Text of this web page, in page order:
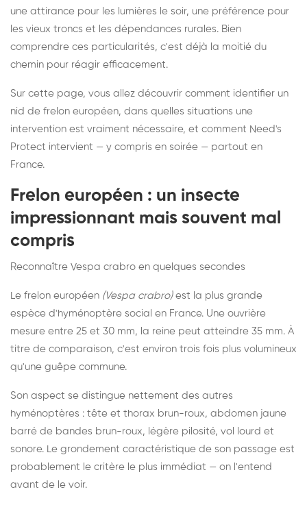
une attirance pour les lumières le soir, une préférence pour
les vieux troncs et les dépendances rurales. Bien
comprendre ces particularités, c'est déjà la moitié du
chemin pour réagir efficacement.
Sur cette page, vous allez découvrir comment identifier un
nid de frelon européen, dans quelles situations une
intervention est vraiment nécessaire, et comment Need's
Protect intervient — y compris en soirée — partout en
France.
Frelon européen : un insecte
impressionnant mais souvent mal
compris
Reconnaître Vespa crabro en quelques secondes
Le frelon européen (Vespa crabro)est la plus grande
espèce d'hyménoptère social en France. Une ouvrière
mesure entre 25 et 30 mm, la reine peut atteindre 35 mm. À
titre de comparaison, c'est environ trois fois plus volumineux
qu'une guêpe commune.
Son aspect se distingue nettement des autres
hyménoptères : tête et thorax brun-roux, abdomen jaune
barré de bandes brun-roux, légère pilosité, vol lourd et
sonore. Le grondement caractéristique de son passage est
probablement le critère le plus immédiat — on l'entend
avant de le voir.